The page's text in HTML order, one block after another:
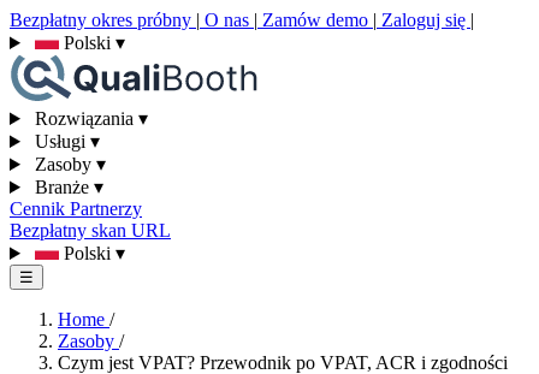
Bezpłatny okres próbny | O nas | Zamów demo | Zaloguj się |
Polski ▾
Rozwiązania ▾
Usługi ▾
Zasoby ▾
Branże ▾
Cennik Partnerzy
Bezpłatny skan URL
Polski ▾
☰
Home /
Zasoby /
Czym jest VPAT? Przewodnik po VPAT, ACR i zgodności